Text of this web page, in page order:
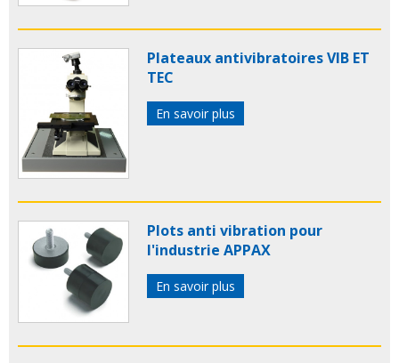
Plateaux antivibratoires VIB ET
TEC
En savoir plus
Plots anti vibration pour
l'industrie APPAX
En savoir plus